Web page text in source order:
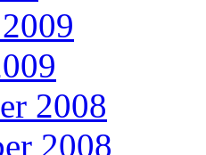
2008
2008